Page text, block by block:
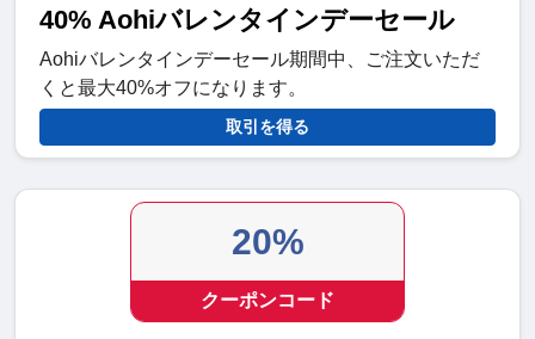
40% Aohiバレンタインデーセール
Aohiバレンタインデーセール期間中、ご注文いただ
くと最大40%オフになります。
取引を得る
20%
クーポンコード